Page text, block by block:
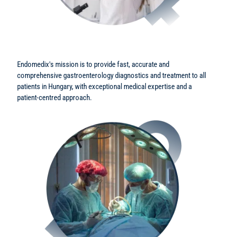
Endomedix's mission is to provide fast, accurate and
comprehensive gastroenterology diagnostics and treatment to all
patients in Hungary, with exceptional medical expertise and a
patient-centred approach.